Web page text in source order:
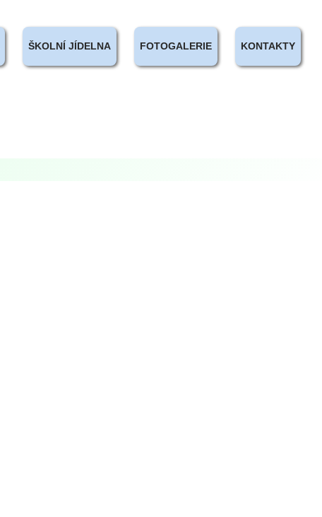
ŠKOLNÍ JÍDELNA FOTOGALERIE KONTAKTY